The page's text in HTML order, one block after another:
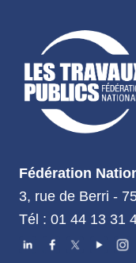
Fédération
3, rue de Berri -
Tél : 01 44 13 31